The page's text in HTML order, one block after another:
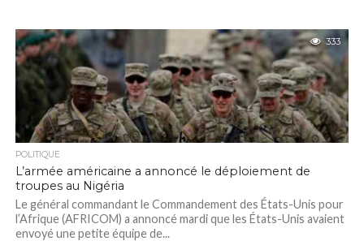
333
POLITIQUE
L’armée américaine a annoncé le déploiement de
troupes au Nigéria
Le général commandant le Commandement des États-Unis pour
l’Afrique (AFRICOM) a annoncé mardi que les États-Unis avaient
envoyé une petite équipe de...